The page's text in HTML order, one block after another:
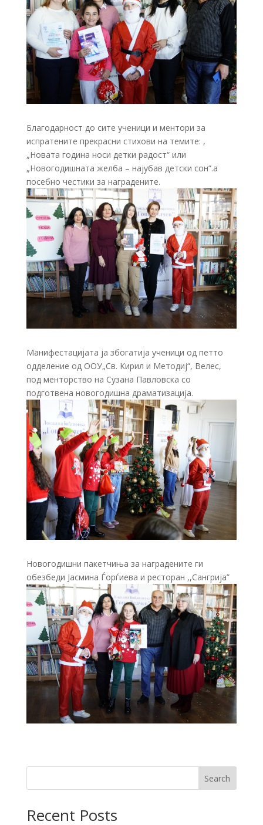
Благодарност до сите ученици и ментори за
испратените прекрасни стихови на темите: ,
„Новата година носи детки радост“ или
„Новогодишната желба – најубав детски сон“.а
посебно честики за наградените.
Манифестацијата ја збогатија ученици од петто
одделение од ООУ„Св. Кирил и Методиј“, Велес,
под менторство на Сузана Павловска со
подготвена новогодишна драматизација.
Новогодишни пакетчиња за наградените ги
обезбеди Јасмина Ѓорѓиева и ресторан ,,Сангрија”
Search
Recent Posts